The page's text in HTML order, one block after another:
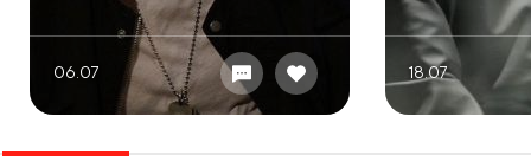
06.07 18.07